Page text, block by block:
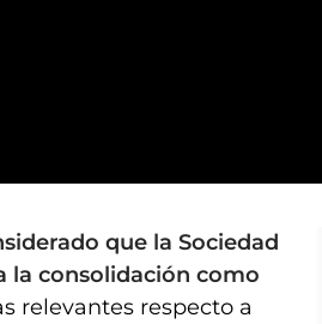
que la Sociedad
la consolidación como
relevantes respecto a